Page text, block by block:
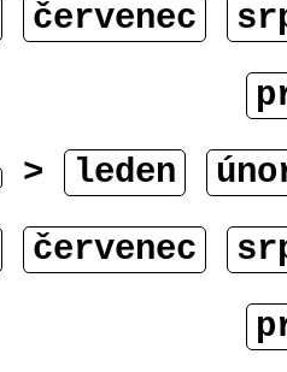
červenec
> leden
červenec